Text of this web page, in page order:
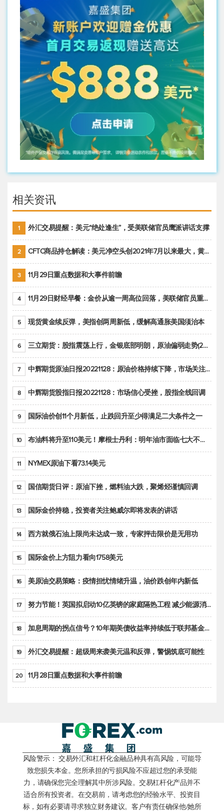
相关资讯
1 外汇交易提醒：美元“绝处逢生”，受美联储官员鹰派讲话支撑
2 CFTC商品持仓解读：美元净空头创2021年7月以来最大，黄金期货投机性净多头头寸减少
3 11月29日重点数据和大事件前瞻
4 11月29日财经早餐：金价从逾一周高位回落，美联储官员重申鹰派立场推动美元回升
5 现货黄金续反弹，美指创两周新低，缓解高通胀美国须治本
6 三立期货：股指震荡上行，金银底部明朗，原油偏弱走势(20221128收评)
7 中辉期货原油日报20221128：原油价格持续下降，市场关注OPEC+新一轮产能政策
8 中辉期货股指日报20221128：市场信心受挫，股指全线回调
9 国际油价创11个月新低，止跌回升至少得满足二大条件之一
10 布油料将升至110美元！摩根士丹利：明年油市面临七大不确定性
11 NYMEX原油下看73.14美元
12 国信期货日评：原油下挫，燃料油大跌，聚烯烃谨慎回调
13 国际金价持稳，投资者关注鲍威尔即将发表的讲话
14 西方就俄石油上限尚未达成一致，专家抨击限价是无用功
15 国际金价上方阻力看向1758美元
16 美原油交易策略：疫情担忧情绪升温，油价跌创年内新低
17 努力节能！英国拟启动10亿英镑的家庭隔热工程 减少能源消耗
18 加息周期的拐点信号？10年期美债收益率持续低于联邦基金利率目标区间
19 外汇交易提醒：超级周来袭美元温和反弹，警惕筑底可能性
20 11月28日重点数据和大事件前瞻
风险警示： 交易外汇和杠杆化金融品种具有高风险，可能导
致您损失本金。您所承担的亏损风险不应超过您的承受能
力，请确保您完全理解其中所涉风险。交易杠杆化产品并不
适合所有投资者。在交易前，请考虑您的经验水平、投资目
标，如有必要请寻求独立财务建议。客户有责任确保他/她所